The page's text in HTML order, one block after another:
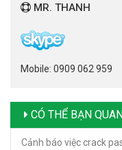
MR. THANH
Mobile: 0909 062 959
CÓ THỂ BẠN
Cảnh báo việc crack